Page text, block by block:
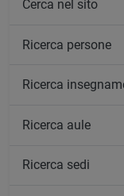
Cerca nel sito
Ricerca persone
Ricerca
Ricerca aule
Ricerca sedi